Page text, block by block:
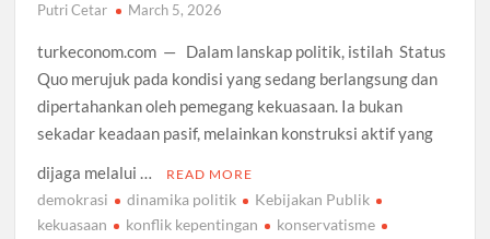
Putri Cetar March 5, 2026
turkeconom.com — Dalam lanskap politik, istilah Status
Quo merujuk pada kondisi yang sedang berlangsung dan
dipertahankan oleh pemegang kekuasaan. Ia bukan
sekadar keadaan pasif, melainkan konstruksi aktif yang
dijaga melalui …
READ MORE
demokrasi dinamika politik
Kebijakan Publik
kekuasaan
konflik kepentingan
konservatisme